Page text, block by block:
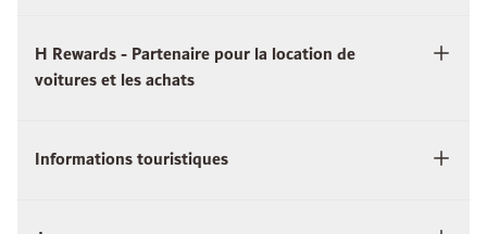
H Rewards - Partenaire pour la location de
voitures et les achats
Informations touristiques